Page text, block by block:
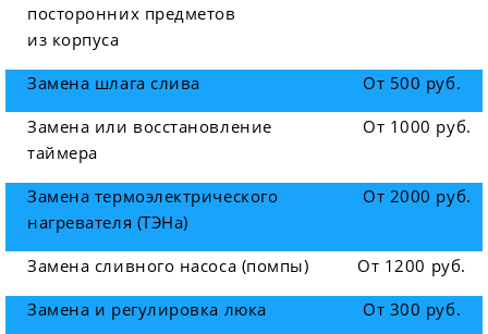
посторонних предметов
из корпуса
Замена шлага слива
От 500 руб.
Замена или восстановление
таймера
От 1000 руб.
Замена термоэлектрического
нагревателя (ТЭНа)
От 2000 руб.
Замена сливного насоса (помпы)
От 1200 руб.
Замена и регулировка люка
От 300 руб.